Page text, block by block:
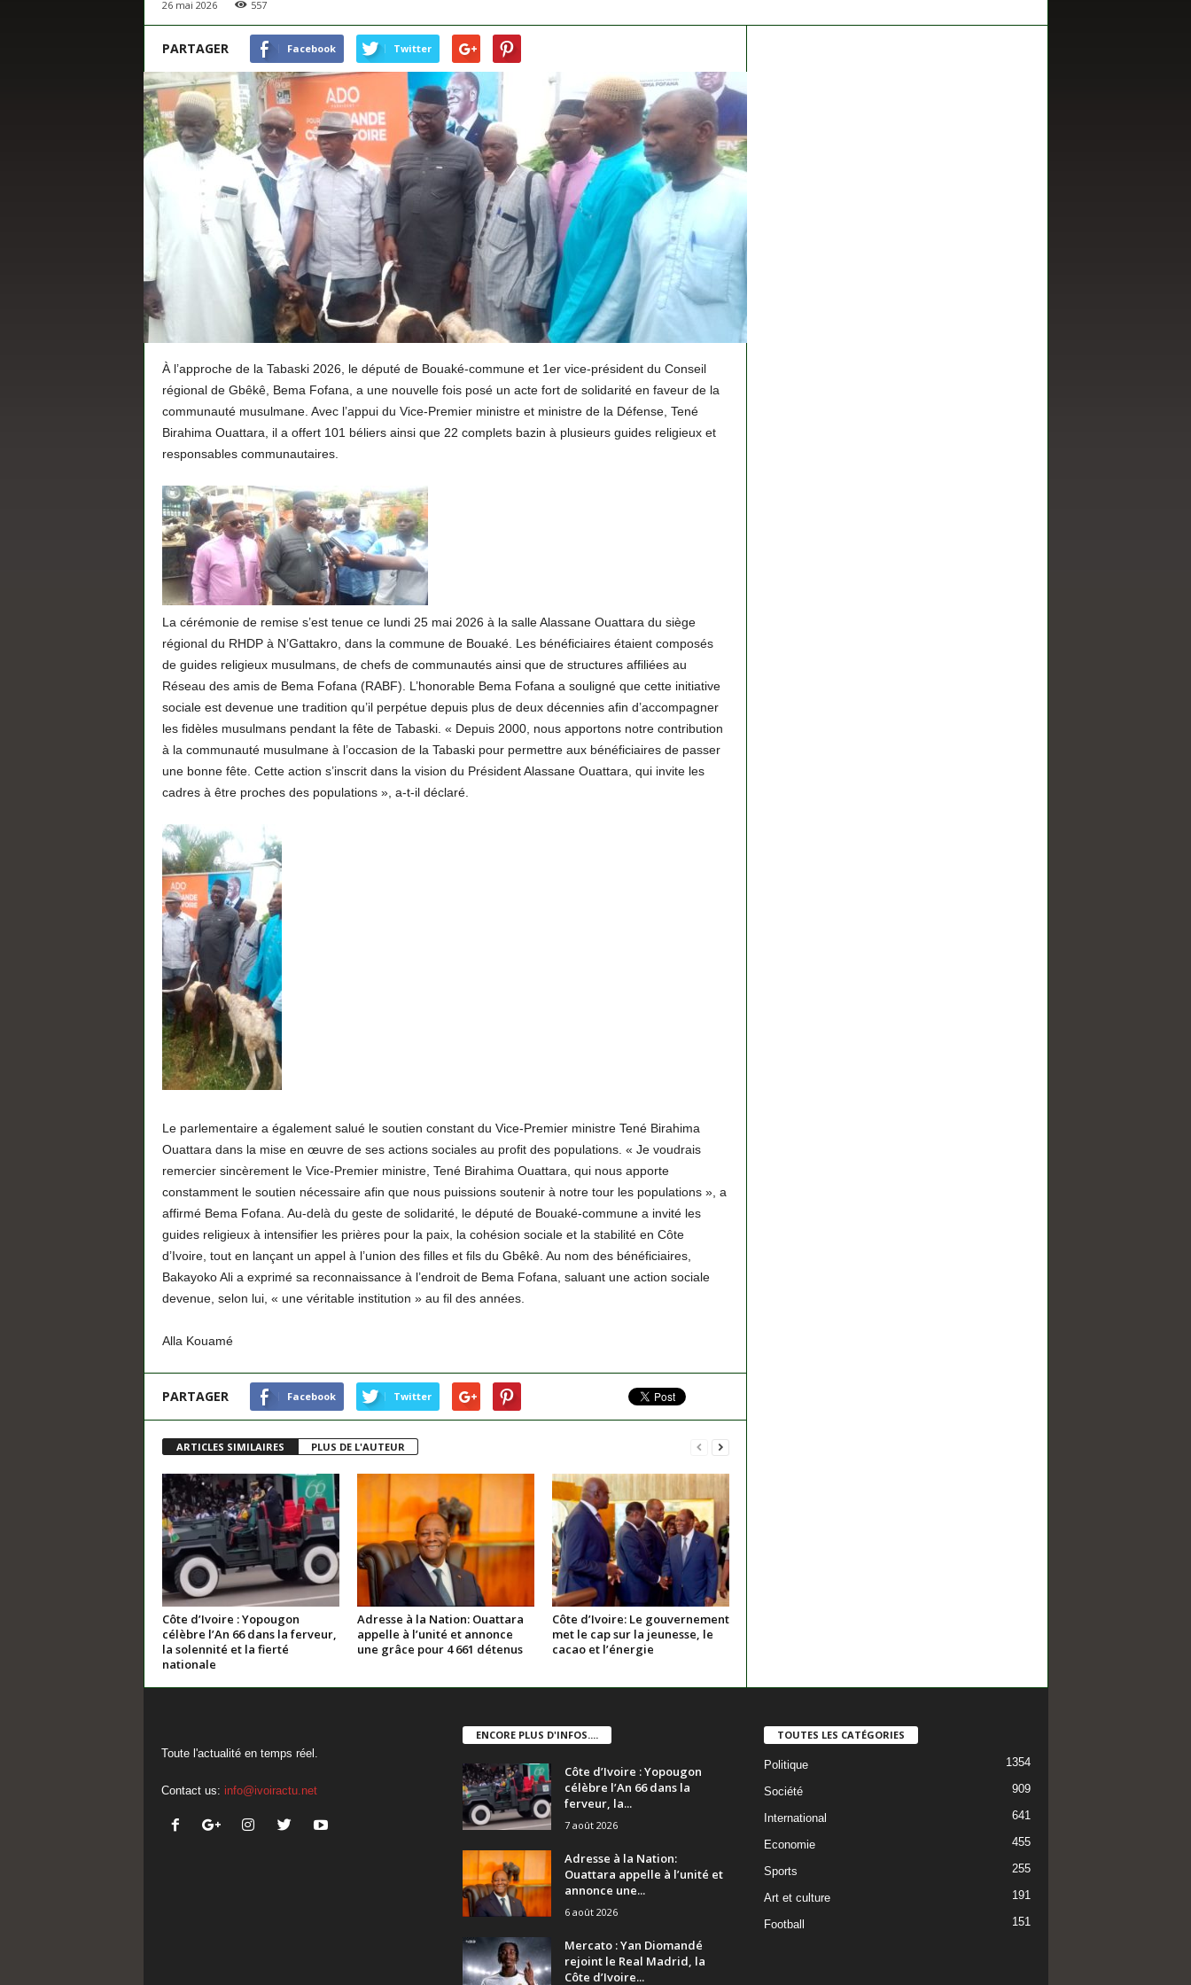
26 mai 2026 557
PARTAGER Facebook Twitter
À l’approche de la Tabaski 2026, le député de Bouaké-commune et 1er vice-président du Conseil
régional de Gbêkê, Bema Fofana, a une nouvelle fois posé un acte fort de solidarité en faveur de la
communauté musulmane. Avec l’appui du Vice-Premier ministre et ministre de la Défense, Tené
Birahima Ouattara, il a offert 101 béliers ainsi que 22 complets bazin à plusieurs guides religieux et
responsables communautaires.
La cérémonie de remise s’est tenue ce lundi 25 mai 2026 à la salle Alassane Ouattara du siège
régional du RHDP à N’Gattakro, dans la commune de Bouaké. Les bénéficiaires étaient composés
de guides religieux musulmans, de chefs de communautés ainsi que de structures affiliées au
Réseau des amis de Bema Fofana (RABF). L’honorable Bema Fofana a souligné que cette initiative
sociale est devenue une tradition qu’il perpétue depuis plus de deux décennies afin d’accompagner
les fidèles musulmans pendant la fête de Tabaski. « Depuis 2000, nous apportons notre contribution
à la communauté musulmane à l’occasion de la Tabaski pour permettre aux bénéficiaires de passer
une bonne fête. Cette action s’inscrit dans la vision du Président Alassane Ouattara, qui invite les
cadres à être proches des populations », a-t-il déclaré.
Le parlementaire a également salué le soutien constant du Vice-Premier ministre Tené Birahima
Ouattara dans la mise en œuvre de ses actions sociales au profit des populations. « Je voudrais
remercier sincèrement le Vice-Premier ministre, Tené Birahima Ouattara, qui nous apporte
constamment le soutien nécessaire afin que nous puissions soutenir à notre tour les populations », a
affirmé Bema Fofana. Au-delà du geste de solidarité, le député de Bouaké-commune a invité les
guides religieux à intensifier les prières pour la paix, la cohésion sociale et la stabilité en Côte
d’Ivoire, tout en lançant un appel à l’union des filles et fils du Gbêkê. Au nom des bénéficiaires,
Bakayoko Ali a exprimé sa reconnaissance à l’endroit de Bema Fofana, saluant une action sociale
devenue, selon lui, « une véritable institution » au fil des années.
Alla Kouamé
PARTAGER Facebook Twitter
ARTICLES SIMILAIRES PLUS DE L'AUTEUR
Côte d’Ivoire : Yopougon
célèbre l’An 66 dans la ferveur,
la solennité et la fierté
nationale
Adresse à la Nation: Ouattara
appelle à l’unité et annonce
une grâce pour 4 661 détenus
Côte d’Ivoire: Le gouvernement
met le cap sur la jeunesse, le
cacao et l’énergie
Toute l'actualité en temps réel.
Contact us: info@ivoiractu.net
ENCORE PLUS D'INFOS....
Côte d’Ivoire : Yopougon
célèbre l’An 66 dans la
ferveur, la...
7 août 2026
Adresse à la Nation:
Ouattara appelle à l’unité et
annonce une...
6 août 2026
Mercato : Yan Diomandé
rejoint le Real Madrid, la
Côte d’Ivoire...
TOUTES LES CATÉGORIES
Politique 1354
Société 909
International 641
Economie 455
Sports 255
Art et culture 191
Football 151